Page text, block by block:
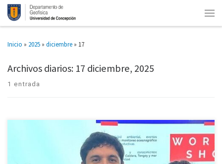
Inicio » 2025 » diciembre » 17
Archivos diarios: 17 diciembre, 2025
1 entrada